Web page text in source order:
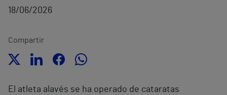
18/06/2026
Compartir
El atleta alavés se ha operado de cataratas